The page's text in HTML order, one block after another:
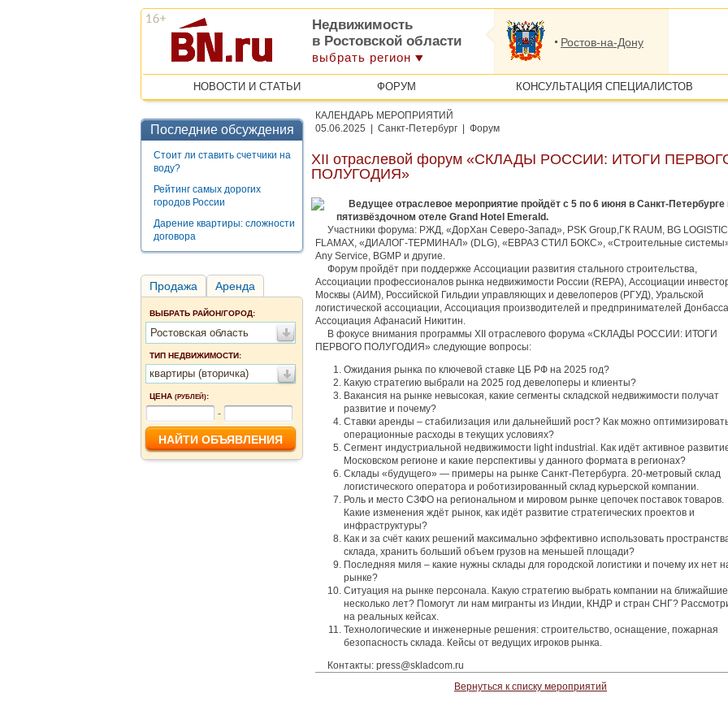
Недвижимость
в Ростовской области
выбрать регион
Ростов-на-Дону
НОВОСТИ И СТАТЬИ ФОРУМ КОНСУЛЬТАЦИЯ СПЕЦИАЛИСТОВ
Последние обсуждения
Стоит ли ставить счетчики на
воду?
Рейтинг самых дорогих
городов России
Дарение квартиры: сложности
договора
Продажа Аренда
ВЫБРАТЬ РАЙОН/ГОРОД:
Ростовская область
ТИП НЕДВИЖИМОСТИ:
квартиры (вторичка)
ЦЕНА (РУБЛЕЙ):
-
КАЛЕНДАРЬ МЕРОПРИЯТИЙ
05.06.2025 | Санкт-Петербург | Форум
ХII отраслевой форум «СКЛАДЫ РОССИИ: ИТОГИ
ПОЛУГОДИЯ»
Ведущее отраслевое мероприятие пройдёт с 5 по 6 июня в Санкт-Петербурге
пятизвёздочном отеле Grand Hotel Emerald.
Участники форума: РЖД, «ДорХан Северо-Запад», PSK Group,ГК RAUM, BG
FLAMAX, «ДИАЛОГ-ТЕРМИНАЛ» (DLG), «ЕВРАЗ СТИЛ БОКС», «Строительные
Any Service, BGMP и другие.
Форум пройдёт при поддержке Ассоциации развития стального строительства,
Ассоциации профессионалов рынка недвижимости России (REPA), Ассоциации
Москвы (АИМ), Российской Гильдии управляющих и девелоперов (РГУД), Уральской
логистической ассоциации, Ассоциация производителей и предпринимателей
Ассоциация Афанасий Никитин.
В фокусе внимания программы ХII отраслевого форума «СКЛАДЫ РОССИИ: ИТОГИ
ПЕРВОГО ПОЛУГОДИЯ» следующие вопросы:
Ожидания рынка по ключевой ставке ЦБ РФ на 2025 год?
Какую стратегию выбрали на 2025 год девелоперы и клиенты?
Вакансия на рынке невысокая, какие сегменты складской недвижимости получат
развитие и почему?
Ставки аренды – стабилизация или дальнейший рост? Как можно
операционные расходы в текущих условиях?
Сегмент индустриальной недвижимости light industrial. Как идёт активное
Московском регионе и какие перспективы у данного формата в регионах?
Склады «будущего» — примеры на рынке Санкт-Петербурга. 20-метровый склад
логистического оператора и роботизированный склад курьерской компании.
Роль и место СЗФО на региональном и мировом рынке цепочек поставок товаров.
Какие изменения ждёт рынок, как идёт развитие стратегических проектов и
инфраструктуры?
Как и за счёт каких решений максимально эффективно использовать
склада, хранить больший объем грузов на меньшей площади?
Последняя миля – какие нужны склады для городской логистики и почему их нет
рынке?
Ситуация на рынке персонала. Какую стратегию выбрать компании на ближайшие
несколько лет? Помогут ли нам мигранты из Индии, КНДР и стран СНГ?
на реальных кейсах.
Технологические и инженерные решения: строительство, оснащение, пожарная
безопасность склада. Кейсы от ведущих игроков рынка.
Контакты: press@skladcom.ru
Вернуться к списку мероприятий